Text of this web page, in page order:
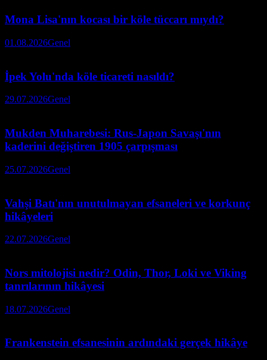
Mona Lisa'nın kocası bir köle tüccarı mıydı?
01.08.2026Genel
İpek Yolu'nda köle ticareti nasıldı?
29.07.2026Genel
Mukden Muharebesi: Rus-Japon Savaşı'nın
kaderini değiştiren 1905 çarpışması
25.07.2026Genel
Vahşi Batı'nın unutulmayan efsaneleri ve korkunç
hikâyeleri
22.07.2026Genel
Nors mitolojisi nedir? Odin, Thor, Loki ve Viking
tanrılarının hikâyesi
18.07.2026Genel
Frankenstein efsanesinin ardındaki gerçek hikâye